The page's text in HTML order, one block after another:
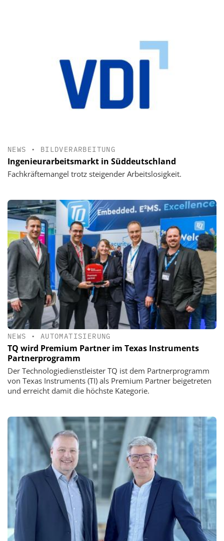
NEWS • BILDVERARBEITUNG
Ingenieurarbeitsmarkt in Süddeutschland
Fachkräftemangel trotz steigender Arbeitslosigkeit.
NEWS • AUTOMATISIERUNG
TQ wird Premium Partner im Texas Instruments
Partnerprogramm
Der Technologiedienstleister TQ ist dem Partnerprogramm
von Texas Instruments (TI) als Premium Partner beigetreten
und erreicht damit die höchste Kategorie.